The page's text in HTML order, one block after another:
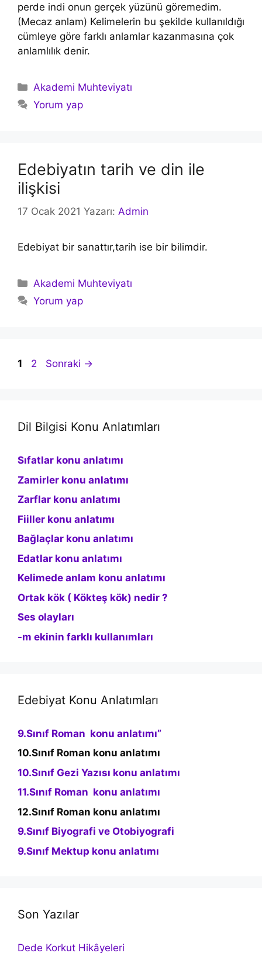
perde indi onun gerçek yüzünü göremedim.
(Mecaz anlam) Kelimelerin bu şekilde kullanıldığı
cümleye göre farklı anlamlar kazanmasına çok
anlamlılık denir.
Kategoriler
Akademi Muhteviyatı
Yorum yap
Edebiyatın tarih ve din ile
ilişkisi
17 Ocak 2021 Yazarı: Admin
Edebiyat bir sanattır,tarih ise bir bilimdir.
Kategoriler
Akademi Muhteviyatı
Yorum yap
Yazı
Sayfa
1 Sayfa
2 Sonraki →
Dil Bilgisi Konu Anlatımları
Sıfatlar konu anlatımı
Zamirler konu anlatımı
Zarflar konu anlatımı
Fiiller konu anlatımı
Bağlaçlar konu anlatımı
Edatlar konu anlatımı
Kelimede anlam konu anlatımı
Ortak kök ( Kökteş kök) nedir ?
Ses olayları
-m ekinin farklı kullanımları
Edebiyat Konu Anlatımları
9.Sınıf Roman konu anlatımı”
10.Sınıf Roman konu anlatımı
10.Sınıf Gezi Yazısı konu anlatımı
11.Sınıf Roman konu anlatımı
12.Sınıf Roman konu anlatımı
9.Sınıf Biyografi ve Otobiyografi
9.Sınıf Mektup konu anlatımı
Son Yazılar
Dede Korkut Hikâyeleri